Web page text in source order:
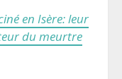
en Isère: leur
du meurtre